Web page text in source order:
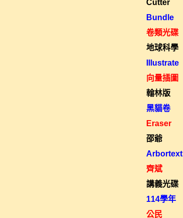
Cutter
Bundle
卷類光碟
地球科學
Illustrate
向量插圖
翰林版
黑貓卷
Eraser
邵爺
Arbortext
齊斌
講義光碟
114學年
公民